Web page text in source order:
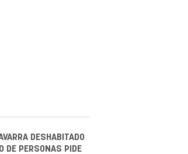
DESHABITADO
DE PERSONAS PIDE